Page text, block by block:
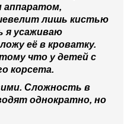
аппаратом,
лишь кистью
я усаживаю
её в кроватку.
что у детей с
корсета.
Сложность в
однократно, но